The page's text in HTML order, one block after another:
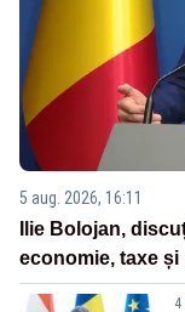
5 aug. 2026, 16:11
Ilie Bolojan,
economie, taxe
4